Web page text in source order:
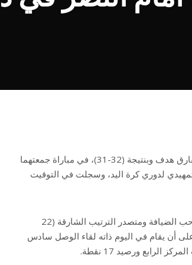
حقق فريق الجزيرة انتصاراً صعباً على ضيفه النصر بفارق هدف وبنتيجة (32-31)، في مباراة جمعتهما
لدوري كرة اليد، وسجلت في التوقيت
وتستكمل الجولة في 26 الجاري، بلقاء قمة يجمع صاحب الضيافة ومتصدر الترتيب الشارقة (22
الأهلي الوصيف برصيد 20 نقطة، على أن يقام في اليوم ذاته لقاء الوصل سادس